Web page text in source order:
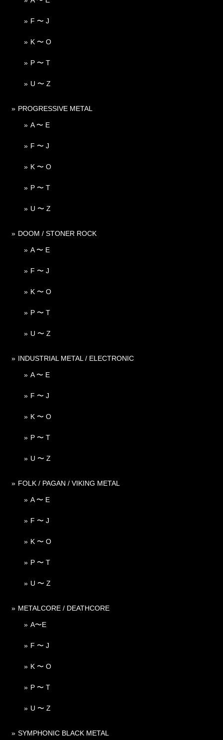
F 〜 J
K 〜 O
P 〜 T
U 〜 Z
PROGRESSIVE METAL
A 〜 E
F 〜 J
K 〜 O
P 〜 T
U 〜 Z
DOOM / STONER ROCK
A 〜 E
F 〜 J
K 〜 O
P 〜 T
U 〜 Z
INDUSTRIAL METAL / ELECTRONIC
A 〜 E
F 〜 J
K 〜 O
P 〜 T
U 〜 Z
FOLK / PAGAN / VIKING METAL
A 〜 E
F 〜 J
K 〜 O
P 〜 T
U 〜 Z
METALCORE / DEATHCORE
A〜E
F 〜 J
K 〜 O
P 〜 T
U 〜 Z
SYMPHONIC BLACK METAL